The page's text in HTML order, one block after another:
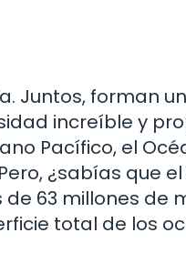
Juntos, forman
increíble y
Pacífico, el
¿sabías que
63 millones de
total de los